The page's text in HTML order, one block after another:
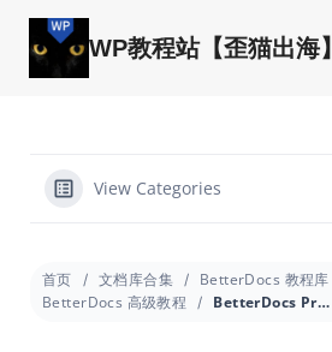
WP教程站【歪猫出海】
View Categories
首页 文档库合集
BetterDocs 教程库
BetterDocs 高级教程
BetterDocs Pro 高级功能教程：即时应答工具